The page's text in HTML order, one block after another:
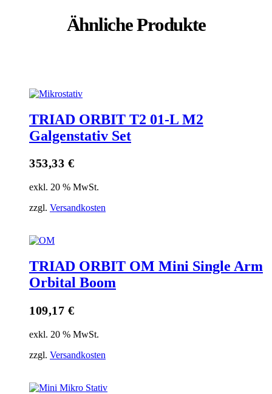
Ähnliche Produkte
TRIAD ORBIT T2 01-L M2
Galgenstativ Set
353,33€
exkl. 20 % MwSt.
zzgl. Versandkosten
TRIAD ORBIT OM Mini Single Arm
Orbital Boom
109,17€
exkl. 20 % MwSt.
zzgl. Versandkosten